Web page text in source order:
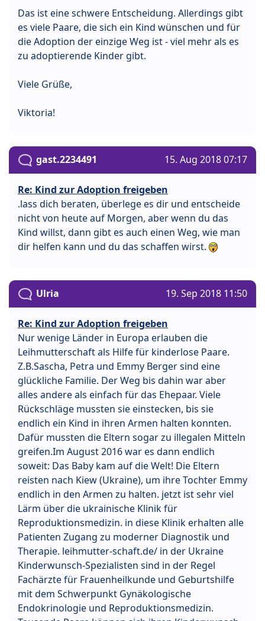
Das ist eine schwere Entscheidung. Allerdings gibt
es viele Paare, die sich ein Kind wünschen und für
die Adoption der einzige Weg ist - viel mehr als es
zu adoptierende Kinder gibt.
Viele Grüße,
Viktoria!
gast.2234491 15. Aug 2018 07:17
Re: Kind zur Adoption freigeben
.lass dich beraten, überlege es dir und entscheide
nicht von heute auf Morgen, aber wenn du das
Kind willst, dann gibt es auch einen Weg, wie man
dir helfen kann und du das schaffen wirst.
Ulria 19. Sep 2018 11:50
Re: Kind zur Adoption freigeben
Nur wenige Länder in Europa erlauben die
Leihmutterschaft als Hilfe für kinderlose Paare.
Z.B.Sascha, Petra und Emmy Berger sind eine
glückliche Familie. Der Weg bis dahin war aber
alles andere als einfach für das Ehepaar. Viele
Rückschläge mussten sie einstecken, bis sie
endlich ein Kind in ihren Armen halten konnten.
Dafür mussten die Eltern sogar zu illegalen Mitteln
greifen.Im August 2016 war es dann endlich
soweit: Das Baby kam auf die Welt! Die Eltern
reisten nach Kiew (Ukraine), um ihre Tochter Emmy
endlich in den Armen zu halten. jetzt ist sehr viel
Lärm über die ukrainische Klinik für
Reproduktionsmedizin. in diese Klinik erhalten alle
Patienten Zugang zu moderner Diagnostik und
Therapie. leihmutter-schaft.de/‎ in der Ukraine
Kinderwunsch-Spezialisten sind in der Regel
Fachärzte für Frauenheilkunde und Geburtshilfe
mit dem Schwerpunkt Gynäkologische
Endokrinologie und Reproduktionsmedizin.